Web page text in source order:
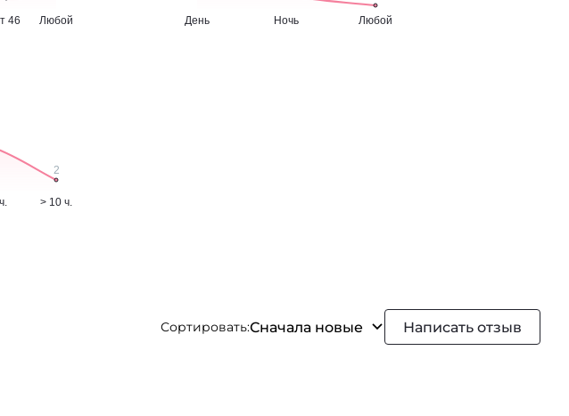
Сортировать:Сначала новые Написать отзыв